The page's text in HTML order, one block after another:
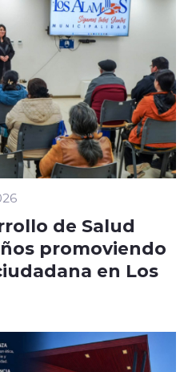
de Salud
promoviendo
en Los